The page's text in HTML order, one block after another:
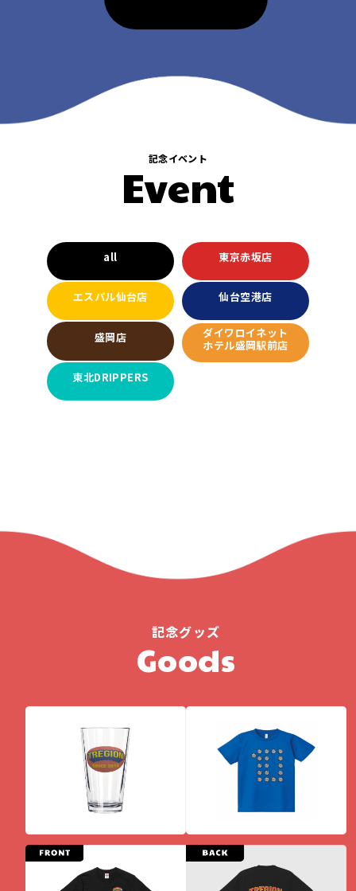
記念イベント
Event
all 東京赤坂店
エスパル仙台店 仙台空港店
盛岡店
ダイワロイネット
ホテル盛岡駅前店
東北DRIPPERS
記念グッズ
Goods